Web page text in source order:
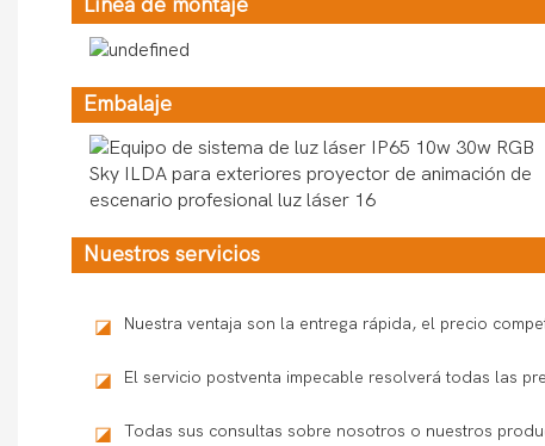
Embalaje
Nuestros servicios
◪ Nuestra ventaja son la entrega rápida, el precio
◪ El servicio postventa impecable resolverá todas las
◪ Todas sus consultas sobre nosotros o nuestros